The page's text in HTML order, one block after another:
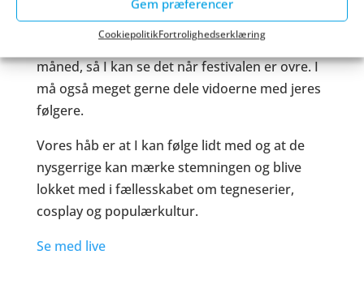
Gem præferencer
CookiepolitikFortrolighedserklæring
programpunkt fra scenen via hjemmesiden.
Alle optagelserne ligger på hjemmesiden i én
måned, så I kan se det når festivalen er ovre. I
må også meget gerne dele vidoerne med jeres
følgere.
Vores håb er at I kan følge lidt med og at de
nysgerrige kan mærke stemningen og blive
lokket med i fællesskabet om tegneserier,
cosplay og populærkultur.
Se med live